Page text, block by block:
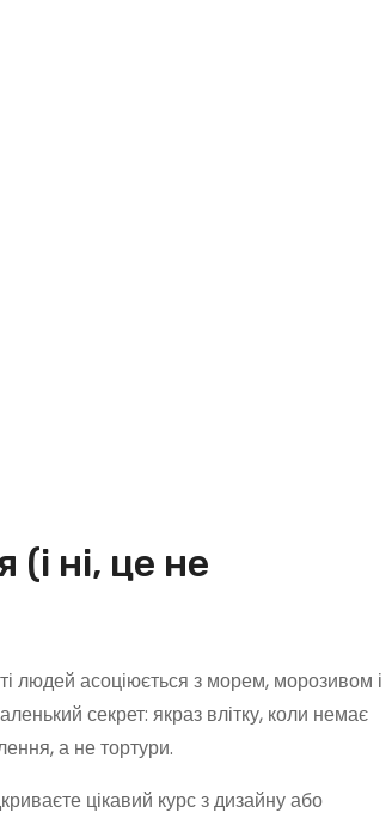
ні, це не
людей асоціюється з морем, морозивом і
секрет: якраз влітку, коли немає
а не тортури.
цікавий курс з дизайну або